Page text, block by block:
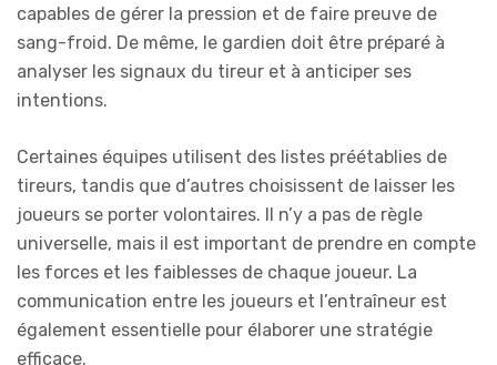
capables de gérer la pression et de faire preuve de
sang-froid. De même, le gardien doit être préparé à
analyser les signaux du tireur et à anticiper ses
intentions.
Certaines équipes utilisent des listes préétablies de
tireurs, tandis que d’autres choisissent de laisser les
joueurs se porter volontaires. Il n’y a pas de règle
universelle, mais il est important de prendre en compte
les forces et les faiblesses de chaque joueur. La
communication entre les joueurs et l’entraîneur est
également essentielle pour élaborer une stratégie
efficace.